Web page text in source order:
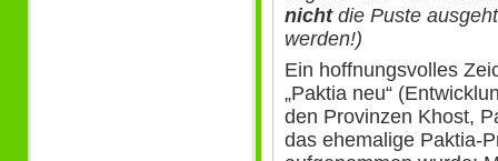
nichtdie Puste
werden!)
Ein hoffnungsvolles
„Paktia neu“
den Provinzen Khost,
das ehemalige Paktia-